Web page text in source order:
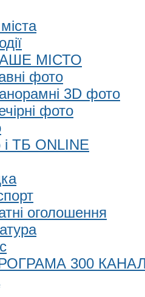
МІСТО
фото
3D фото
фото
і ТБ ONLINE
оголошення
300